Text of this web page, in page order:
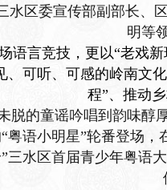
水区委宣传部副部长、
明等
语言竞技，更以“老戏
、可听、可感的岭南文
程”、推动
脱的童谣吟唱到韵味醇
粤语小明星”轮番登场
水区首届青少年粤语